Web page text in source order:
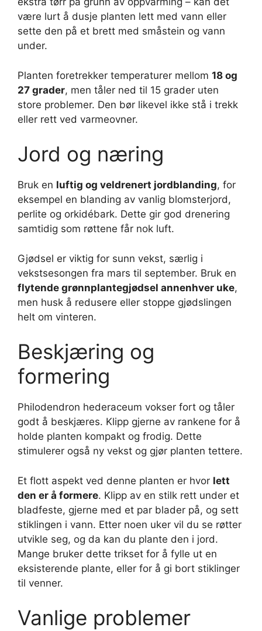
være lurt å dusje planten lett med vann eller
sette den på et brett med småstein og vann
under.
Planten foretrekker temperaturer mellom 18 og
27 grader, men tåler ned til 15 grader uten
store problemer. Den bør likevel ikke stå i trekk
eller rett ved varmeovner.
Jord og næring
Bruk en luftig og veldrenert jordblanding, for
eksempel en blanding av vanlig blomsterjord,
perlite og orkidébark. Dette gir god drenering
samtidig som røttene får nok luft.
Gjødsel er viktig for sunn vekst, særlig i
vekstsesongen fra mars til september. Bruk en
flytende grønnplantegjødsel annenhver uke,
men husk å redusere eller stoppe gjødslingen
helt om vinteren.
Beskjæring og
formering
Philodendron hederaceum vokser fort og tåler
godt å beskjæres. Klipp gjerne av rankene for å
holde planten kompakt og frodig. Dette
stimulerer også ny vekst og gjør planten tettere.
Et flott aspekt ved denne planten er hvor lett
den er å formere. Klipp av en stilk rett under et
bladfeste, gjerne med et par blader på, og sett
stiklingen i vann. Etter noen uker vil du se røtter
utvikle seg, og da kan du plante den i jord.
Mange bruker dette trikset for å fylle ut en
eksisterende plante, eller for å gi bort stiklinger
til venner.
Vanlige problemer